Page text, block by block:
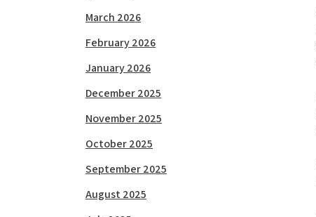
March 2026
February 2026
January 2026
December 2025
November 2025
October 2025
September 2025
August 2025